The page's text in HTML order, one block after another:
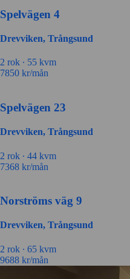
Spelvägen 4
Drevviken, Trångsund
2 rok ∙ 55 kvm
7850 kr/mån
Spelvägen 23
Drevviken, Trångsund
2 rok ∙ 44 kvm
7368 kr/mån
Norströms väg 9
Drevviken, Trångsund
2 rok ∙ 65 kvm
9688 kr/mån